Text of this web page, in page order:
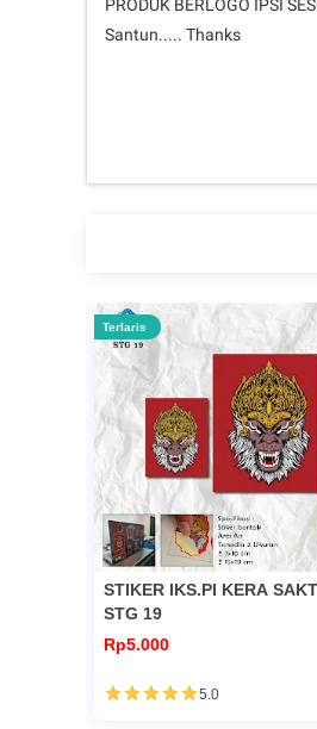
PRODUK BERLOGO IPSI
Santun..... Thanks
Terlaris
STIKER IKS.PI KERA
STG 19
Rp5.000
5.0